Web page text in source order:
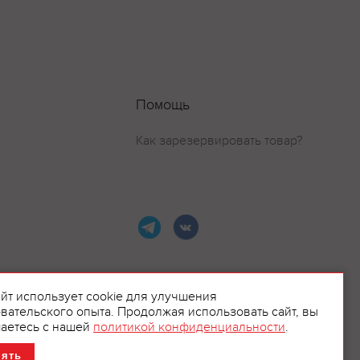
Помощь
Как зарезервировать товар?
использует cookie для улучшения
опыта. Продолжая использовать сайт, вы
с нашей политикой конфиденциальности.